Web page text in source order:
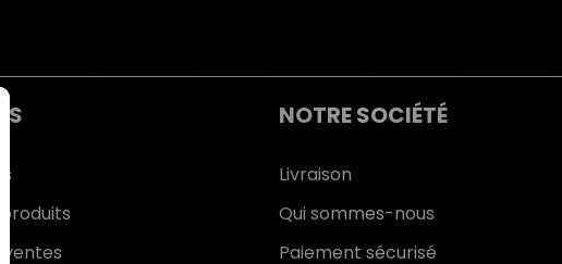
ventes
NOTRE SOCIÉTÉ
Livraison
Qui sommes-nous
Paiement sécurisé